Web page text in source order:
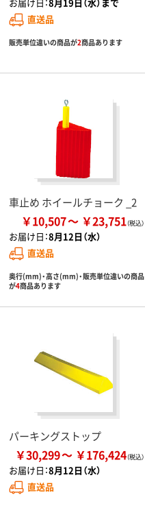
直送品
販売単位違いの商品が2商品あります
車止め ホイールチョーク _2
￥10,507 ￥23,751
お届け日：8月12日（水）
直送品
奥行(mm)・高さ(mm)・販売単位違いの商品
が4商品あります
パーキングストップ
￥30,299 ￥176,424
お届け日：8月12日（水）
直送品